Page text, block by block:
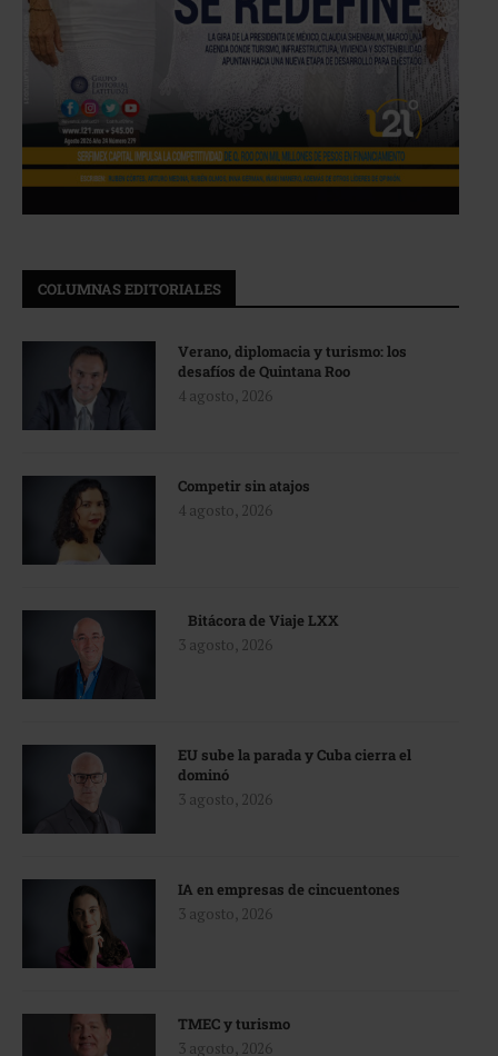
COLUMNAS EDITORIALES
Verano, diplomacia y turismo: los
desafíos de Quintana Roo
4 agosto, 2026
Competir sin atajos
4 agosto, 2026
Bitácora de Viaje LXX
3 agosto, 2026
EU sube la parada y Cuba cierra el
dominó
3 agosto, 2026
IA en empresas de cincuentones
3 agosto, 2026
TMEC y turismo
3 agosto, 2026